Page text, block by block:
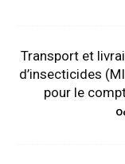
Transport et
d’insecticides
pour le